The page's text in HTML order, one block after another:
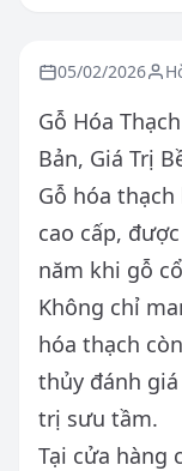
05/02/2026
Gỗ Hóa
Bản, Giá Trị
Gỗ hóa
cao cấp,
năm khi gỗ
Không chỉ
hóa thạch
thủy đánh
trị sưu tầm.
Tại cửa hàng